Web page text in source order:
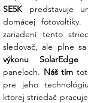
Hlavné prednosti
SE5K:
Optimalizácia
rozdiel od
nemá vlastný
preberajú
SE5K predstavuje
domácej
zariadení tento
sledovač, ale plne
výkonu SolarEdge
paneloch. Náš tím
pre jeho
ktorej striedač